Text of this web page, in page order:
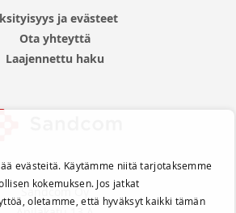
Sandcom Oy
ja evästeet
Ota yhteyttä
Laajennettu haku
evästeitä. Käytämme niitä tarjotaksemme
kokemuksen. Jos jatkat
oletamme, että hyväksyt kaikki tämän